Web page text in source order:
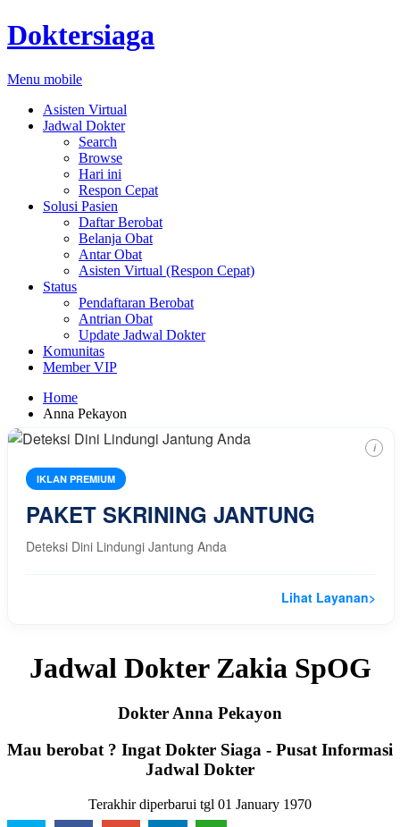
Doktersiaga
Menu mobile
Asisten Virtual
Jadwal Dokter
Search
Browse
Hari ini
Respon Cepat
Solusi Pasien
Daftar Berobat
Belanja Obat
Antar Obat
Asisten Virtual (Respon Cepat)
Status
Pendaftaran Berobat
Antrian Obat
Update Jadwal Dokter
Komunitas
Member VIP
Home
Anna Pekayon
IKLAN PREMIUM
PAKET SKRINING JANTUNG
Deteksi Dini Lindungi Jantung Anda
Lihat Layanan>
i
Jadwal Dokter Zakia SpOG
Dokter Anna Pekayon
Mau berobat ? Ingat Dokter Siaga - Pusat Informasi
Jadwal Dokter
Terakhir diperbarui tgl 01 January 1970